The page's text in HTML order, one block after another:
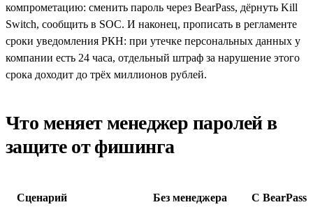
компрометацию: сменить пароль через BearPass, дёрнуть Kill
Switch, сообщить в SOC. И наконец, прописать в регламенте
сроки уведомления РКН: при утечке персональных данных у
компании есть 24 часа, отдельный штраф за нарушение этого
срока доходит до трёх миллионов рублей.
Что меняет менеджер паролей в
защите от фишинга
Сценарий
Без менеджера
С BearPass